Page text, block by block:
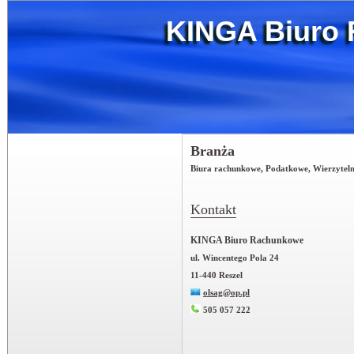
KINGA Biuro
Branża
Biura rachunkowe, Podatkowe,
Kontakt
KINGA Biuro Rachunkowe
ul. Wincentego Pola 24
11-440 Reszel
olsag@op.pl
505 057 222